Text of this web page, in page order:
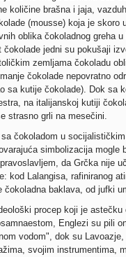
količine brašna i jaja,
(mousse) koja je skoro
oblika čokoladnog greha
čokolade jedni su pokušaji
zemljama čokoladu
čokolade nepovratno
sa kutije čokolade). Dok sa
na italijanskoj kutiji
strasno grli na mesečini.
čokoladom u
simbolizacija mogle
da Grčka nije
kod Lalangisa, rafiniranog
čokoladna baklava, od jufki
procep koji je
Englezi su pili
vodom", dok su
svojim instrumentima,